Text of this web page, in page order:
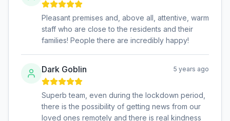
Pleasant premises and, above all, attentive, warm
staff who are close to the residents and their
families! People there are incredibly happy!
Dark Goblin 5 years ago
Superb team, even during the lockdown period,
there is the possibility of getting news from our
loved ones remotely and there is real kindness